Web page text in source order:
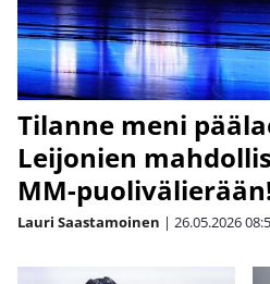
Tilanne meni
Leijonien
MM-
Lauri Saastamoinen | 26.05.2026